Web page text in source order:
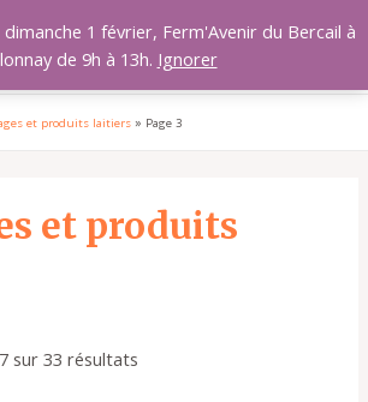
et produits laitiers Page 3
et produits
sur 33 résultats
1 février, Ferm'Avenir du Bercail à
de 9h à 13h. Ignorer